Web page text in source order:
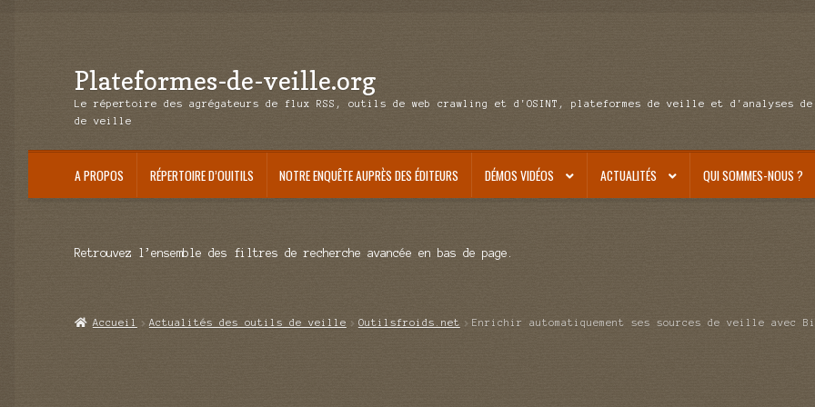
Aller
à
Aller
au
Plateformes-de-veille.org
Le répertoire des agrégateurs de flux RSS, outils de web crawling et d'OSINT, plateformes de veille et d'analyses de
de veille
A PROPOS RÉPERTOIRE D’OUITILS NOTRE ENQUÊTE AUPRÈS DES ÉDITEURS DÉMOS VIDÉOS ACTUALITÉS QUI SOMMES-NOUS ?
Retrouvez l’ensemble des filtres de recherche avancée en bas de page.
Accueil Actualités des outils de veille Outilsfroids.net Enrichir automatiquement ses sources de veille avec